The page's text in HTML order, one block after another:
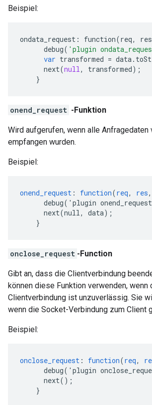
Beispiel:
ondata_request : function(req, res
debug( 'plugin
var transformed = data.
next(null, transformed);
}
onend_request -Funktion
Wird aufgerufen, wenn alle Anfragedaten
empfangen wurden.
Beispiel:
onend_request : function(req, res,
debug('plugin
next(null,
data) ;
}
onclose_request -Function
Gibt an, dass die Clientverbindung
können diese Funktion verwenden, wenn
Clientverbindung ist unzuverlässig. Sie
wenn die Socket-Verbindung zum Client
Beispiel:
onclose_request : function(req,
debug('plugin
next() ;
}